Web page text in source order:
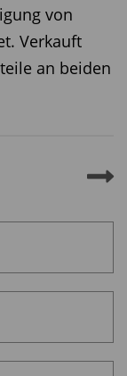
von
Verkauft
an beiden